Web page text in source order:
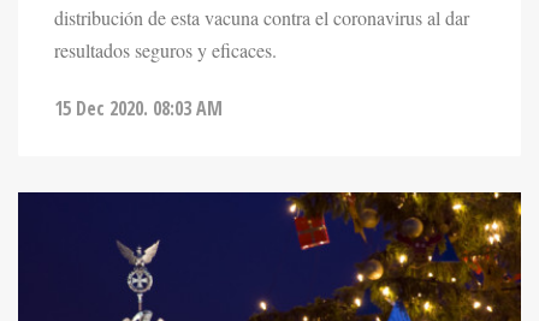
distribución de esta vacuna contra el coronavirus al dar
resultados seguros y eficaces.
15 Dec 2020. 08:03 AM